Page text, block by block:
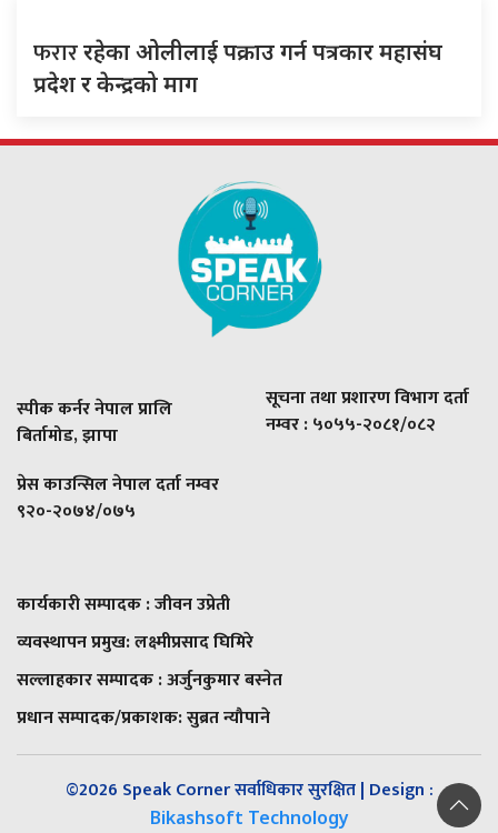
फराररहेका ओलीलाई पक्राउ गर्न पत्रकार महासंघ
प्रदेश र केन्द्रको माग
स्पीक कर्नर नेपाल प्रालि
बिर्तामोड, झापा
प्रेस काउन्सिल नेपाल दर्ता नम्वर
९२०-२०७४/०७५
सूचना तथा प्रशारण विभाग दर्ता
नम्वर : ५०५५-२०८१/०८२
कार्यकारी सम्पादक : जीवन उप्रेती
व्यवस्थापन प्रमुख:लक्ष्मीप्रसाद घिमिरे
सल्लाहकार सम्पादक : अर्जुनकुमार बस्नेत
प्रधान सम्पादक/प्रकाशक:सुब्रत न्यौपाने
©2026 Speak Corner सर्वाधिकार सुरक्षित | Design :
Bikashsoft Technology